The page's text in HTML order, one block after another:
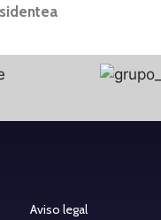
Aviso legal